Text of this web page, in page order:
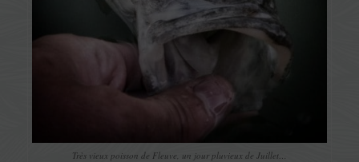
Très vieux poisson de Fleuve, un jour pluvieux de Juillet…